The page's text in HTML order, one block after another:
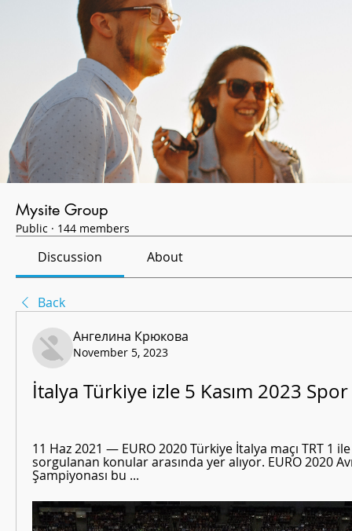
Mysite Group
Public · 144 members
Discussion About
Back
Ангелина Крюкова
November 5, 2023
İtalya Türkiye izle 5 Kasım 2023 Spor
11 Haz 2021 — EURO 2020 Türkiye İtalya maçı TRT 1 ile
sorgulanan konular arasında yer alıyor. EURO 2020
Şampiyonası bu ...